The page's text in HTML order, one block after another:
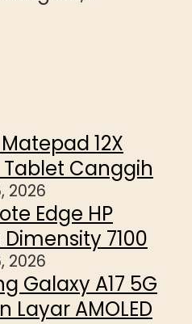
12X
Canggih
2026
Edge HP
7100
2026
Galaxy A17 5G
Layar AMOLED